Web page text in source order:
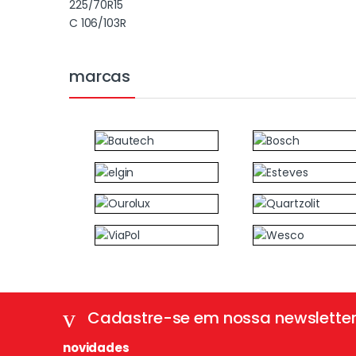
marcas
Cadastre-se em nossa newsletter
novidades